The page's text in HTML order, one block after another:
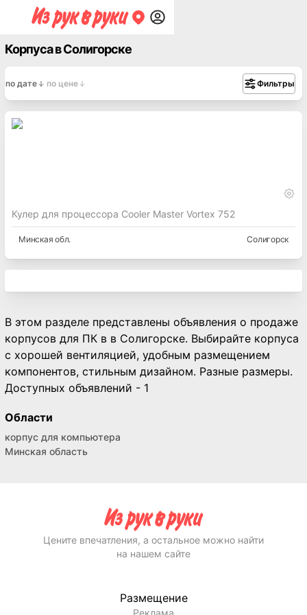
Корпуса в Солигорске
по дате по цене Фильтры
Кулер для процессора Cooler Master Vortex 752
Минская обл. Солигорск
В этом разделе представлены объявления о продаже
корпусов для ПК в в Солигорске. Выбирайте корпуса
с хорошей вентиляцией, удобным размещением
компонентов, стильным дизайном. Разные размеры.
Доступных объявлений - 1
Области
корпус для компьютера
Минская область
Цените впечатления, а остальное можно найти
на нашем сайте
Размещение